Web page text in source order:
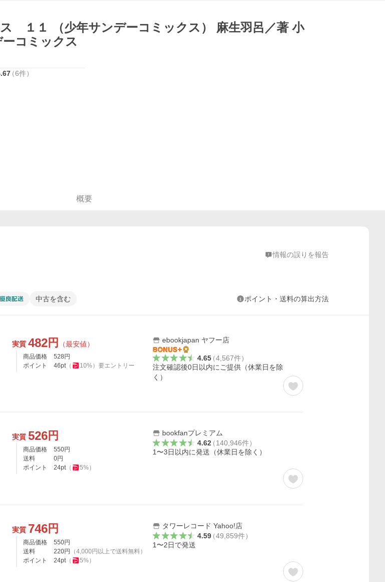
１１ （少年サンデーコミックス） 麻生羽呂／著 小
コミックス
（6件）
概要
情報の誤りを報告
中古を含む ポイント・送料の算出方法
実質 482円 （最安値）
商品価格 528 円
ポイント
46pt（ 10%） 要エントリー
ebookjapan ヤフー店
4.65（4,567件）
注文確認後0日以内にご提供（休業日を除
く）
実質 526円
商品価格 550円
送料
0円
ポイント
24pt（ 5%）
bookfanプレミアム
4.62（140,946件）
1〜3日以内に発送（休業日を除く）
実質 746円
商品価格 550円
送料
220円 （4,000 円以上で送料無料）
ポイント
24pt（ 5%）
タワーレコード Yahoo!店
4.59（49,859件）
1〜2日で発送